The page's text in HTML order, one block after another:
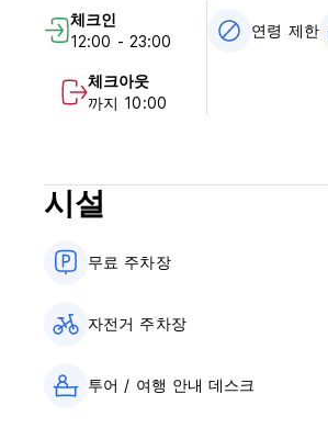
체크인
12:00 - 23:00
체크아웃
까지 10:00
연령 제한
시설
무료 주차장
자전거 주차장
투어 / 여행 안내 데스크